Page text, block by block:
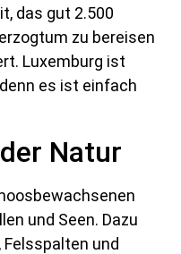
das gut 2.500
zu bereisen
Luxemburg ist
es ist einfach
Natur
und Seen. Dazu
und